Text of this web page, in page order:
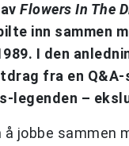
Flowers In The
inn sammen
I den
fra en Q&A-
legenden –
jobbe sammen